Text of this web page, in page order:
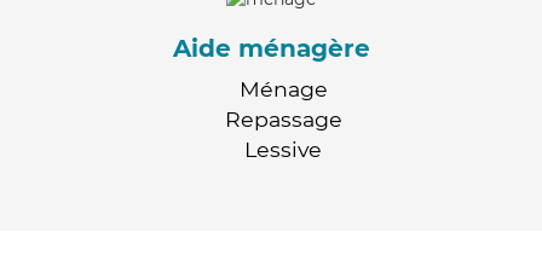
Aide ménagère
Ménage
Repassage
Lessive